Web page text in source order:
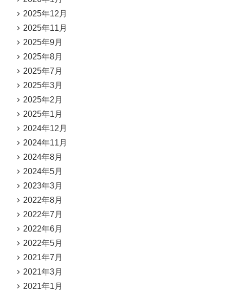
2025年12月
2025年11月
2025年9月
2025年8月
2025年7月
2025年3月
2025年2月
2025年1月
2024年12月
2024年11月
2024年8月
2024年5月
2023年3月
2022年8月
2022年7月
2022年6月
2022年5月
2021年7月
2021年3月
2021年1月